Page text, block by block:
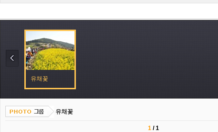
유채꽃
유채꽃
1 /1